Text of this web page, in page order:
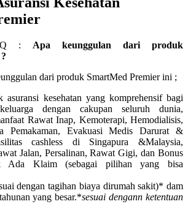
Q : Apa keunggulan dari produk
dari produk SmartMed Premier ini ;
asuransi kesehatan yang komprehensif bagi
dengan cakupan seluruh dunia,
Rawat Inap, Kemoterapi, Hemodialisis,
Pemakaman, Evakuasi Medis Darurat &
cashless di Singapura &Malaysia,
Jalan, Persalinan, Rawat Gigi, dan Bonus
Ada Klaim (sebagai pilihan yang bisa
dengan tagihan biaya dirumah sakit)* dam
yang besar.*sesuai dengann ketentuan